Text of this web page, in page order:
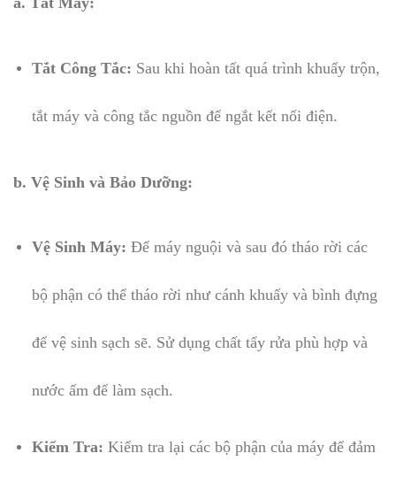
Tắt Công Tắc: Sau khi hoàn tất quá trình khuấy trộn,
tắt máy và công tắc nguồn để ngắt kết nối điện.
b. Vệ Sinh và Bảo Dưỡng:
Vệ Sinh Máy: Để máy nguội và sau đó tháo rời các
bộ phận có thể tháo rời như cánh khuấy và bình đựng
để vệ sinh sạch sẽ. Sử dụng chất tẩy rửa phù hợp và
nước ấm để làm sạch.
Kiểm Tra: Kiểm tra lại các bộ phận của máy để đảm